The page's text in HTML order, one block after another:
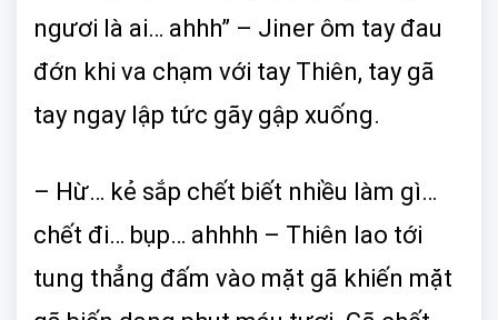
ngươi là ai… ahhh” – Jiner ôm tay đau
đớn khi va chạm với tay Thiên, tay gã
tay ngay lập tức gãy gập xuống.
– Hừ… kẻ sắp chết biết nhiều làm gì…
chết đi… bụp… ahhhh – Thiên lao tới
tung thẳng đấm vào mặt gã khiến mặt